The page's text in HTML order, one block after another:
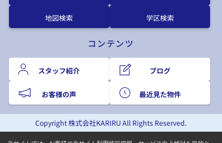
地図検索 学区検索
コンテンツ
スタッフ紹介 ブログ
お客様の声 最近見た物件
Copyright 株式会社KARIRU All Rights Reserved.